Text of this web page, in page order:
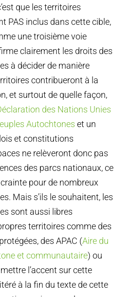
que les territoires
PAS inclus dans cette cible,
une troisième voie
clairement les droits des
à décider de manière
contribueront à la
et surtout de quelle façon,
des Nations Unies
Autochtones et un
et constitutions
ne relèveront donc pas
des parcs nationaux, ce
pour de nombreux
Mais s’ils le souhaitent, les
sont aussi libres
territoires comme des
des APAC (Aire du
et communautaire) ou
l’accent sur cette
à la fin du texte de cette